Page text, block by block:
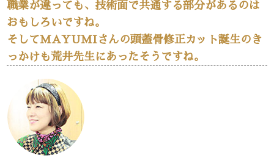
職業が違っても、技術面で共通する部分があるのは
おもしろいですね。
そしてMAYUMIさんの頭蓋骨修正カット誕生のき
っかけも荒井先生にあったそうですね。